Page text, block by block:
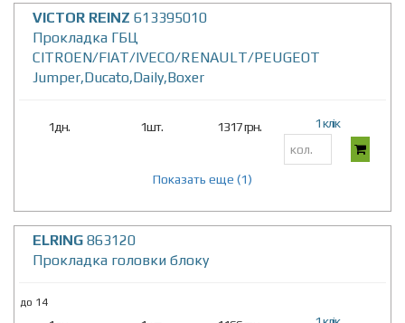
VICTOR REINZ 613395010
Прокладка ГБЦ
CITROEN/FIAT/IVECO/RENAULT/PEUGEOT
Jumper,Ducato,Daily,Boxer
1дн. 1шт. 1317 грн. 1 клік
Показать еще (1)
ELRING 863120
Прокладка головки блоку
до 14